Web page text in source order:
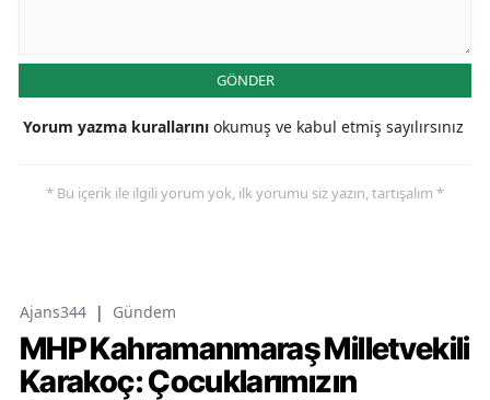
GÖNDER
Yorum yazma kurallarını okumuş ve kabul etmiş sayılırsınız
* Bu içerik ile ilgili yorum yok, ilk yorumu siz yazın, tartışalım *
Ajans344 | Gündem
MHP Kahramanmaraş Milletvekili
Karakoç: Çocuklarımızın